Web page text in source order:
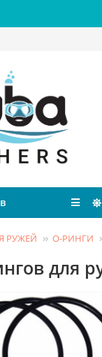
РУЖЕЙ О-РИНГИ
для